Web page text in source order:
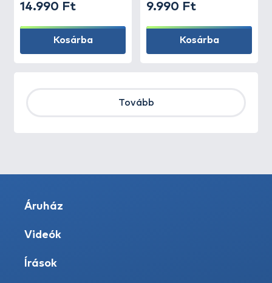
14.990 Ft
Kosárba
9.990 Ft
Kosárba
Tovább
Áruház
Videók
Írások